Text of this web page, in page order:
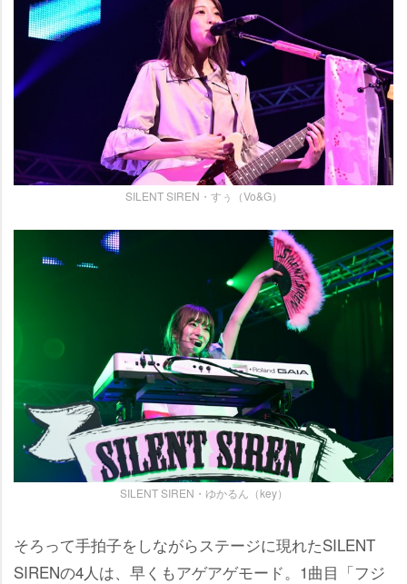
SILENT SIREN・すぅ（Vo&G）
SILENT SIREN・ゆかるん（key）
そろって手拍子をしながらステージに現れたSILENT
SIRENの4人は、早くもアゲアゲモード。1曲目「フジ